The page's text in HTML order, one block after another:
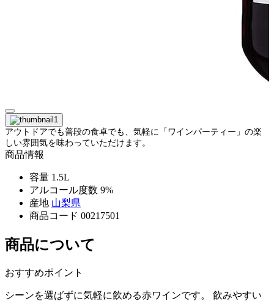
アウトドアでも普段の食卓でも、気軽に「ワインパーティー」の楽
しい雰囲気を味わっていただけます。
商品情報
容量 1.5L
アルコール度数 9%
産地 山梨県
商品コード 00217501
商品について
おすすめポイント
シーンを選ばずに気軽に飲める赤ワインです。 飲みやすい